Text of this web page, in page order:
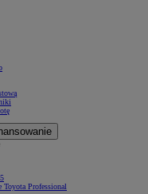
Toyota Professional